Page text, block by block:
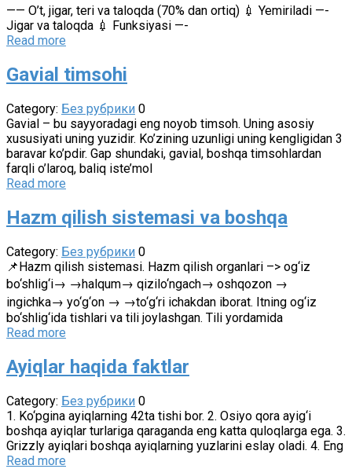
—— O’t, jigar, teri va taloqda (70% dan ortiq) 💉 Yemiriladi —-
Jigar va taloqda 💉 Funksiyasi —-
Read more
Gavial timsohi
Category: Без рубрики 0
Gavial – bu sayyoradagi eng noyob timsoh. Uning asosiy
xususiyati uning yuzidir. Ko’zining uzunligi uning kengligidan 3
baravar ko’pdir. Gap shundaki, gavial, boshqa timsohlardan
farqli o’laroq, baliq iste’mol
Read more
Hazm qilish sistemasi va boshqa
Category: Без рубрики 0
📌Hazm qilish sistemasi. Hazm qilish organlari –> og‘iz
bo‘shlig‘i→ →halqum→ qizilo‘ngach→ oshqozon →
ingichka→ yo‘g‘on → →to‘g‘ri ichakdan iborat. Itning og‘iz
bo‘shlig‘ida tishlari va tili joylashgan. Tili yordamida
Read more
Ayiqlar haqida faktlar
Category: Без рубрики 0
1. Ko‘pgina ayiqlarning 42ta tishi bor. 2. Osiyo qora ayig‘i
boshqa ayiqlar turlariga qaraganda eng katta quloqlarga ega. 3.
Grizzly ayiqlari boshqa ayiqlarning yuzlarini eslay oladi. 4. Eng
Read more